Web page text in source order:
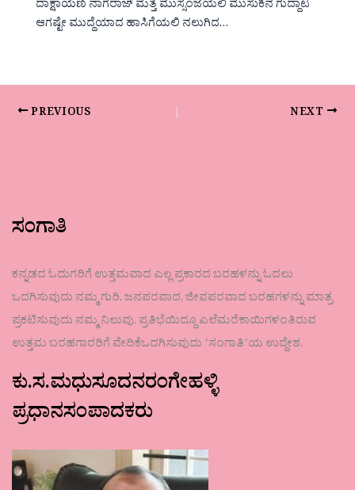
ದಾಕ್ಷಾಯಣಿ ನಾಗರಾಜ್ ಮತ್ತೆ ಮುಸ್ಸಂಜೆಯಲಿ ಮುಸುಕಿನ ಗುದ್ದಾಟ
ಆಗಷ್ಟೇ ಮುದ್ದೆಯಾದ ಹಾಸಿಗೆಯಲಿ ನಲುಗಿದ…
PREVIOUS NEXT
ಸಂಗಾತಿ
ಕನ್ನಡದ ಓದುಗರಿಗೆ ಉತ್ತಮವಾದ ಎಲ್ಲ ಪ್ರಕಾರದ ಬರಹಳನ್ನು ಓದಲು
ಒದಗಿಸುವುದು ನಮ್ಮ ಗುರಿ. ಜನಪರವಾದ, ಜೀವಪರವಾದ ಬರಹಗಳನ್ನು ಮಾತ್ರ
ಪ್ರಕಟಿಸುವುದು ನಮ್ಮ ನಿಲುವು. ಪ್ರತಿಭೆಯಿದ್ದೂ ಎಲೆಮರೆಕಾಯಿಗಳಂತಿರುವ
ಉತ್ತಮ ಬರಹಗಾರರಿಗೆ ವೇದಿಕೆಒದಗಿಸುವುದು ʼಸಂಗಾತಿʼಯ ಉದ್ದೇಶ.
ಕು.ಸ.ಮಧುಸೂದನರಂಗೇಹಳ್ಳಿ
ಪ್ರಧಾನಸಂಪಾದಕರು